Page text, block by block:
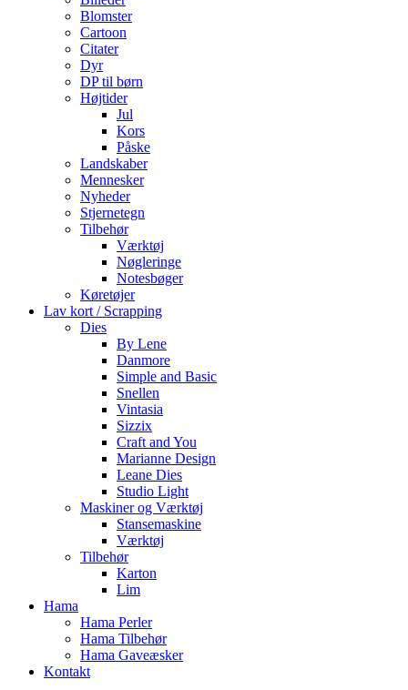
Blomster
Cartoon
Citater
Dyr
DP til børn
Højtider
Jul
Kors
Påske
Landskaber
Mennesker
Nyheder
Stjernetegn
Tilbehør
Værktøj
Nøgleringe
Notesbøger
Køretøjer
Lav kort / Scrapping
Dies
By Lene
Danmore
Simple and Basic
Snellen
Vintasia
Sizzix
Craft and You
Marianne Design
Leane Dies
Studio Light
Maskiner og Værktøj
Stansemaskine
Værktøj
Tilbehør
Karton
Lim
Hama
Hama Perler
Hama Tilbehør
Hama Gaveæsker
Kontakt